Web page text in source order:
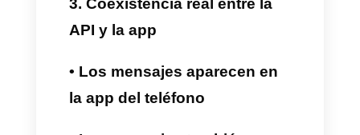
• Crear chatbots con IA